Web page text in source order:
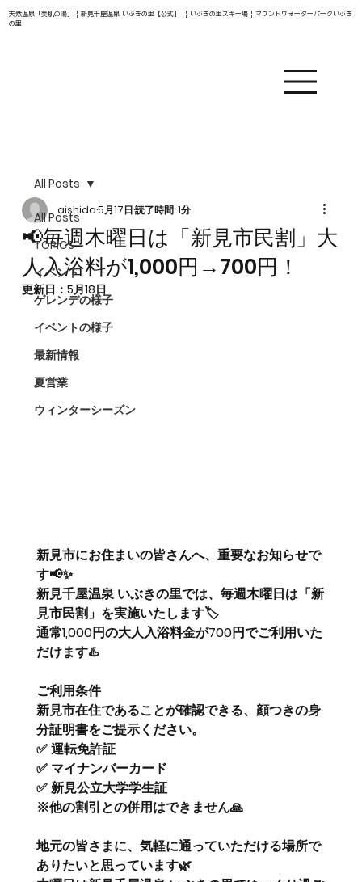
天然温泉「美肌の湯」 | 新見千屋温泉 いぶきの里【公式】 | いぶきの里スキー場 | マウントウォーターパークいぶき
の里
All Posts
TOPICS
イベント
ゲレンデの様子
イベントの様子
最新情報
夏営業
ウィンターシーズン
All Posts
📢毎週木曜日は「新見市民割」大
人入浴料が1,000円→700円！
aishida5月17日読了時間: 1分
更新日：5月18日
新見市にお住まいの皆さんへ、重要なお知らせで
す📢✨
新見千屋温泉 いぶきの里では、毎週木曜日は「新
見市民割」を実施いたします🏷️
通常1,000円の大人入浴料金が700円でご利用いた
だけます♨️
ご利用条件
新見市在住であることが確認できる、顔つきの身
分証明書をご提示ください。
✅ 運転免許証
✅ マイナンバーカード
✅ 新見公立大学学生証
※他の割引との併用はできません🙏
地元の皆さまに、気軽に通っていただける場所で
ありたいと思っています🌿